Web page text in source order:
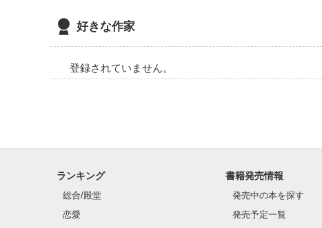
好きな作家
登録されていません。
ランキング
総合/殿堂
恋愛
書籍発売情報
発売中の本を探す
発売予定一覧